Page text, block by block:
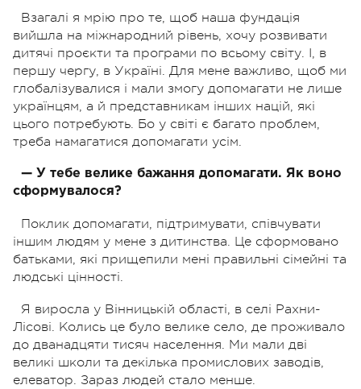
Взагалі я мрію про те, щоб наша фундація
вийшла на міжнародний рівень, хочу розвивати
дитячі проєкти та програми по всьому світу. І, в
першу чергу, в Україні. Для мене важливо, щоб ми
глобалізувалися і мали змогу допомагати не лише
українцям, а й представникам інших націй, які
цього потребують. Бо у світі є багато проблем,
треба намагатися допомагати усім.
— У тебе велике бажання допомагати. Як воно
сформувалося?
Поклик допомагати, підтримувати, співчувати
іншим людям у мене з дитинства. Це сформовано
батьками, які прищепили мені правильні сімейні та
людські цінності.
Я виросла у Вінницькій області, в селі Рахни-
Лісові. Колись це було велике село, де проживало
до дванадцяти тисяч населення. Ми мали дві
великі школи та декілька промислових заводів,
елеватор. Зараз людей стало менше.